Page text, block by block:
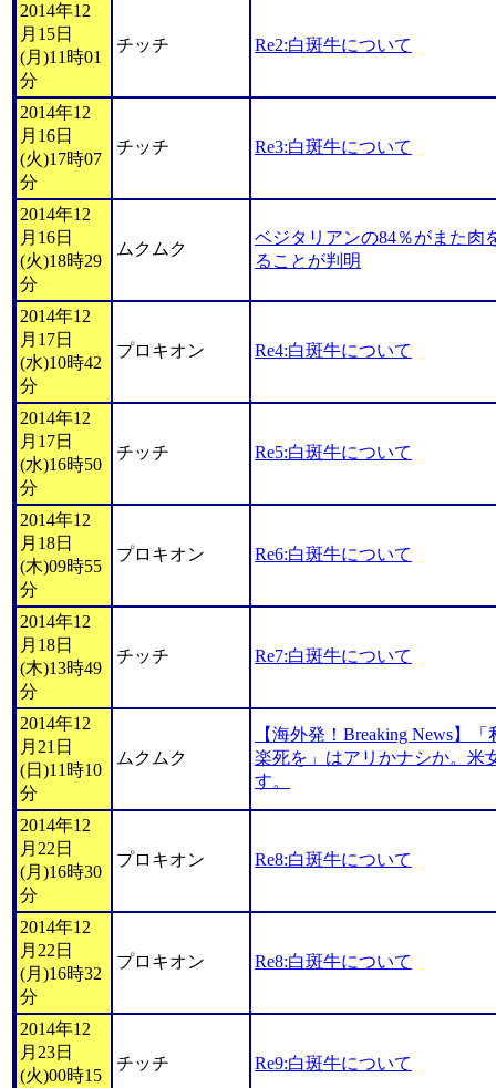
2014年12
月15日
(月)11時01
分
チッチ Re2:白斑牛について
2014年12
月16日
(火)17時07
分
チッチ Re3:白斑牛について
2014年12
月16日
(火)18時29
分
ムクムク
ベジタリアンの84％がまた肉
ることが判明
2014年12
月17日
(水)10時42
分
プロキオン Re4:白斑牛について
2014年12
月17日
(水)16時50
分
チッチ Re5:白斑牛について
2014年12
月18日
(木)09時55
分
プロキオン Re6:白斑牛について
2014年12
月18日
(木)13時49
分
チッチ Re7:白斑牛について
2014年12
月21日
(日)11時10
分
ムクムク
【海外発！Breaking News】
楽死を」はアリかナシか。米
す。
2014年12
月22日
(月)16時30
分
プロキオン Re8:白斑牛について
2014年12
月22日
(月)16時32
分
プロキオン Re8:白斑牛について
2014年12
月23日
(火)00時15
チッチ Re9:白斑牛について